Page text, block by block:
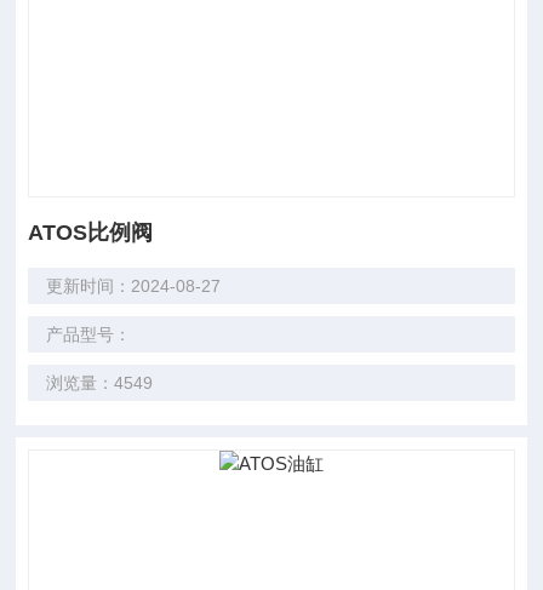
ATOS比例阀
更新时间：2024-08-27
产品型号：
浏览量：4549